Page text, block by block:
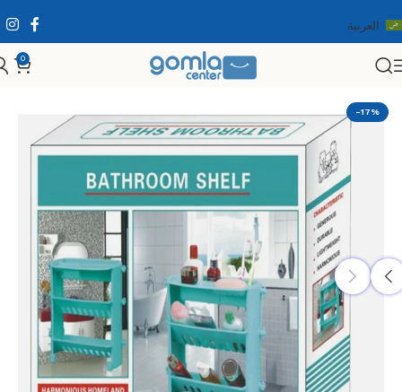
العربية
0
الرئيسية مستلزمات المنزل والمطبخ
-17%